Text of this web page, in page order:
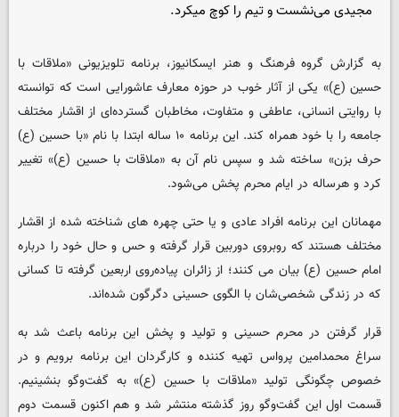
مجیدی می‌نشست و تیم را کوچ میکرد.
به گزارش گروه فرهنگ و هنر ایسکانیوز، برنامه تلویزیونی «ملاقات با
حسین (ع)» یکی از آثار خوب در حوزه معارف عاشورایی است که توانسته
با روایتی انسانی، عاطفی و متفاوت، مخاطبان گسترده‌ای از اقشار مختلف
جامعه را با خود همراه کند. این برنامه ۱۰ ساله ابتدا با نام «با حسین (ع)
حرف بزن» ساخته شد و سپس نام آن به «ملاقات با حسین (ع)» تغییر
کرد و هرساله در ایام محرم پخش می‌شود.
مهمانان این برنامه افراد عادی و یا حتی چهره های شناخته شده از اقشار
مختلف هستند که روبروی دوربین قرار گرفته و حس و حال خود را درباره
امام حسین (ع) بیان می کنند؛ از زائران پیاده‌روی اربعین گرفته تا کسانی
که در زندگی شخصی‌شان با الگوی حسینی دگرگون شده‌اند.
قرار گرفتن در محرم حسینی و تولید و پخش این برنامه باعث شد به
سراغ محمدامین پرواس تهیه کننده و کارگردان این برنامه برویم و در
خصوص چگونگی تولید «ملاقات با حسین (ع)» به گفت‌وگو بنشینیم.
قسمت اول این گفت‌وگو روز گذشته منتشر شد و هم اکنون قسمت دوم